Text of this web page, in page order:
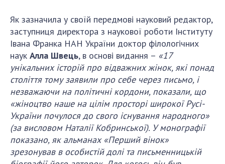
НОВИНИ
ЗАСІДАННЯ ПРЕЗИДІЇ НАН УКРАЇНИ
НАУКОВІ ВИДАННЯ
МЕДІА ПРО НАС
АКАДЕМІЯ КОМЕНТУЄ
КОНТАКТИ
ПРОФСПІЛКА НАН УКРАЇНИ
Як зазначила у своїй передмові науковий редактор,
заступниця директора з наукової роботи Інституту
Івана Франка НАН України доктор філологічних
наук Алла Швець, в основі видання – «17
унікальних історій про відважних жінок, які понад
століття тому заявили про себе через письмо, і
незважаючи на політичні кордони, показали, що
«жіноцтво наше на цілім просторі широкої Русі-
України почулося до свого існування народного»
(за висловом Наталії Кобринської). У монографії
показано, як альманах «Перший вінок»
зрезонував в особистій долі та письменницькій